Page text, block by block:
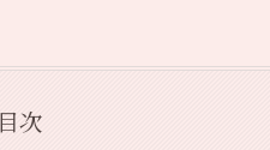
目次